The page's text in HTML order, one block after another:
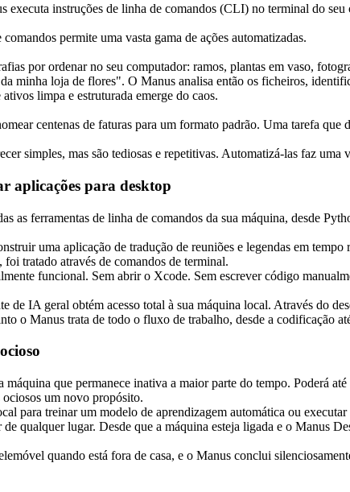
executa instruções de linha de comandos (CLI) no terminal do
permite uma vasta gama de ações automatizadas.
por ordenar no seu computador: ramos, plantas em vaso,
minha loja de flores". O Manus analisa então os ficheiros,
limpa e estruturada emerge do caos.
centenas de faturas para um formato padrão. Uma tarefa
simples, mas são tediosas e repetitivas. Automatizá-las faz uma
aplicações para desktop
as ferramentas de linha de comandos da sua máquina, desde
uma aplicação de tradução de reuniões e legendas em
tratado através de comandos de terminal.
funcional. Sem abrir o Xcode. Sem escrever código
de IA geral obtém acesso total à sua máquina local. Através do
o Manus trata de todo o fluxo de trabalho, desde a codificação
que permanece inativa a maior parte do tempo. Poderá
um novo propósito.
para treinar um modelo de aprendizagem automática ou
qualquer lugar. Desde que a máquina esteja ligada e o Manus
quando está fora de casa, e o Manus conclui